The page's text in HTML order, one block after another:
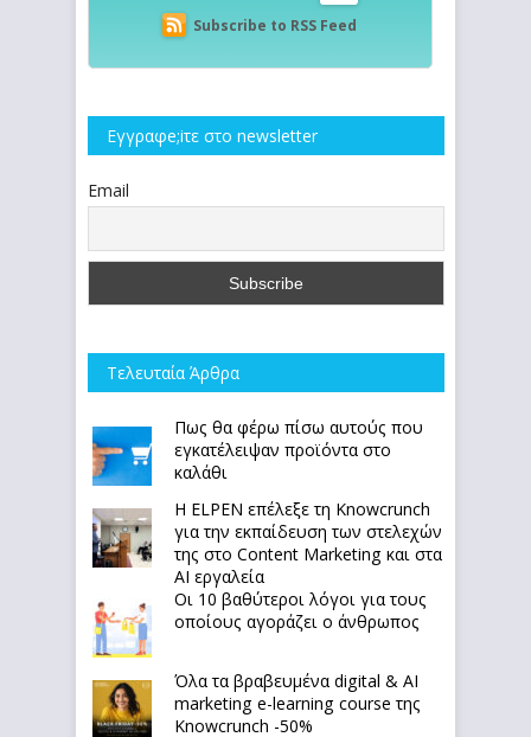
Subscribe to RSS Feed
Εγγραφe;iτε στο newsletter
Email
Τελευταία Άρθρα
Πως θα φέρω πίσω αυτούς που
εγκατέλειψαν προϊόντα στο
καλάθι
Η ELPEN επέλεξε τη Knowcrunch
για την εκπαίδευση των στελεχών
της στο Content Marketing και στα
AI εργαλεία
Οι 10 βαθύτεροι λόγοι για τους
οποίους αγοράζει ο άνθρωπος
Όλα τα βραβευμένα digital & AI
marketing e-learning course της
Knowcrunch -50%